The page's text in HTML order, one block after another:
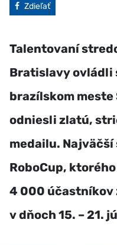
Facebook
Zdieľať
Talentovaní
Bratislavy ovládli
brazílskom meste
odniesli zlatú,
medailu.
RoboCup,
4 000 účastníkov
v dňoch 15. – 21.